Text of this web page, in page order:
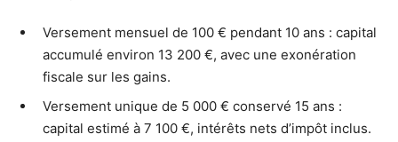
Versement mensuel de 100 € pendant 10 ans : capital
accumulé environ 13 200 €, avec une exonération
fiscale sur les gains.
Versement unique de 5 000 € conservé 15 ans :
capital estimé à 7 100 €, intérêts nets d’impôt inclus.